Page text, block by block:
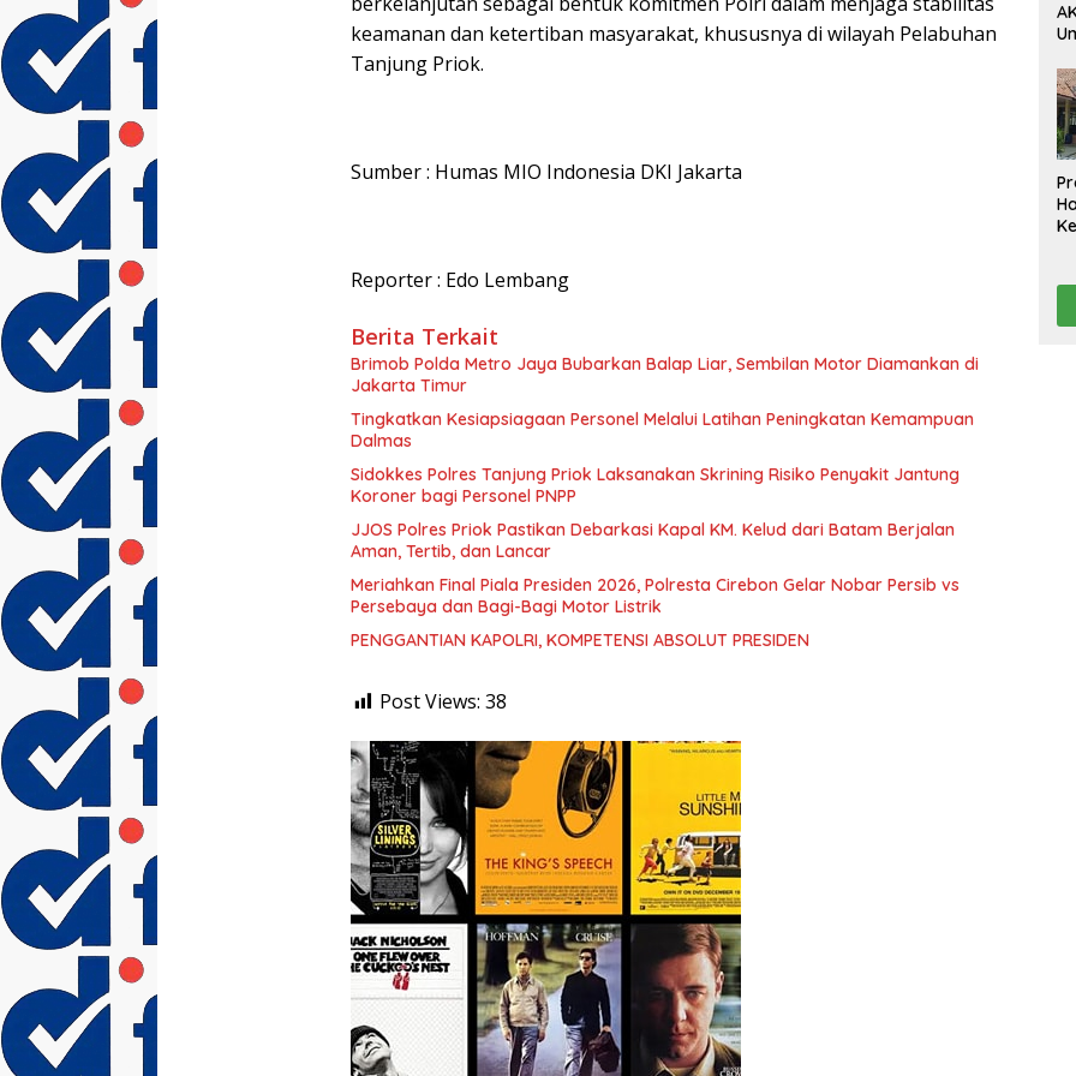
keamanan dan ketertiban masyarakat, khususnya di wilayah Pelabuhan
Tanjung Priok.
Sumber : Humas MIO Indonesia DKI Jakarta
Reporter : Edo Lembang
Berita Terkait
Brimob Polda Metro Jaya Bubarkan Balap Liar, Sembilan Motor Diamankan di
Jakarta Timur
Tingkatkan Kesiapsiagaan Personel Melalui Latihan Peningkatan Kemampuan
Dalmas
Sidokkes Polres Tanjung Priok Laksanakan Skrining Risiko Penyakit Jantung
Koroner bagi Personel PNPP
JJOS Polres Priok Pastikan Debarkasi Kapal KM. Kelud dari Batam Berjalan
Aman, Tertib, dan Lancar
Meriahkan Final Piala Presiden 2026, Polresta Cirebon Gelar Nobar Persib vs
Persebaya dan Bagi-Bagi Motor Listrik
PENGGANTIAN KAPOLRI, KOMPETENSI ABSOLUT PRESIDEN
Post Views: 38